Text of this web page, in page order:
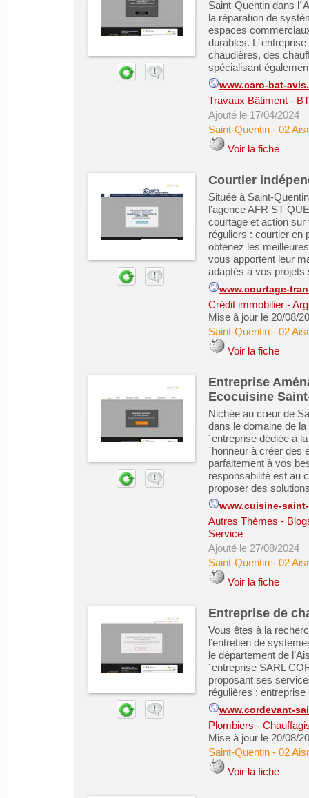
Saint-Quentin dans
la réparation de
espaces
durables.
chaudières, des
spécialisant
www.caro-bat-
Travaux Bâtiment -
Ajouté le 17/04/2024
Saint-Quentin- 02
Voir la fiche
Courtier
Située à Saint-
l’agence AFR ST
courtage et action
réguliers : courtier en
obtenez les
vous apportent leur
adaptés à vos projets
www.courtage-
Crédit immobilier-
Mise à jour le 20/08/
Saint-Quentin- 02
Voir la fiche
Entreprise
Ecocuisine
Nichée au cœur de
dans le domaine de
´entreprise dédiée à
´honneur à créer des
parfaitement à vos
responsabilité est au
proposer des
www.cuisine-
Autres Thèmes -
Service
Ajouté le 27/08/2024
Saint-Quentin- 02
Voir la fiche
Entreprise de
Vous êtes à la
l’entretien de
le département de
´entreprise SARL
proposant ses
régulières :
www.cordevant-
Plombiers -
Mise à jour le 20/08/
Saint-Quentin- 02
Voir la fiche